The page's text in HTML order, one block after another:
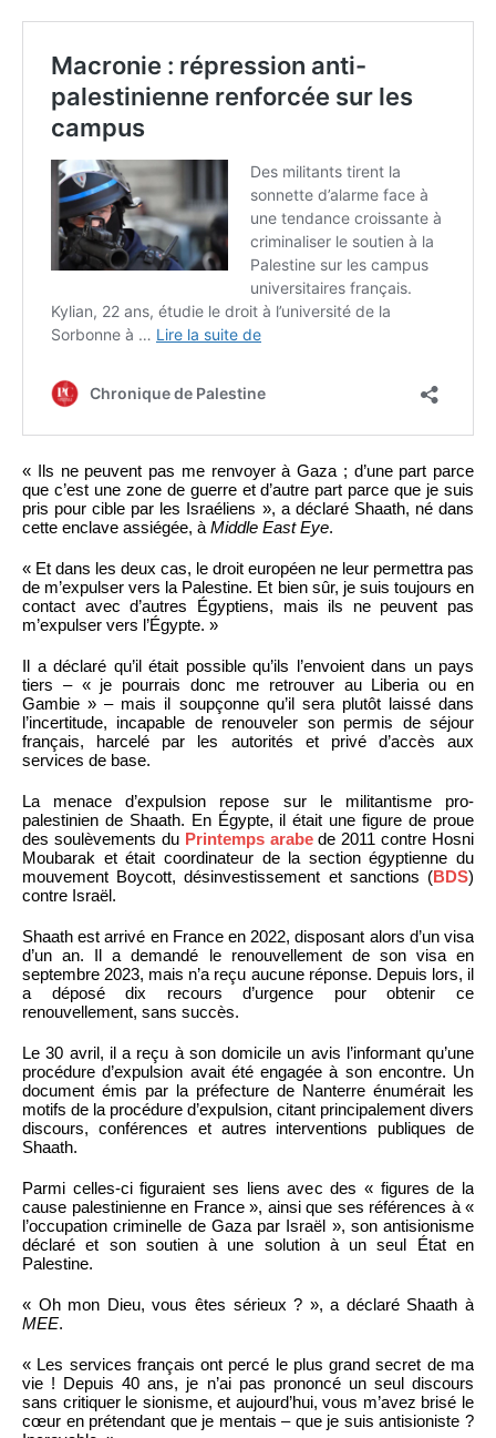
« Ils ne peuvent pas me renvoyer à Gaza ; d’une part parce
que c’est une zone de guerre et d’autre part parce que je suis
pris pour cible par les Israéliens », a déclaré Shaath, né dans
cette enclave assiégée, à Middle East Eye.
« Et dans les deux cas, le droit européen ne leur permettra pas
de m’expulser vers la Palestine. Et bien sûr, je suis toujours en
contact avec d’autres Égyptiens, mais ils ne peuvent pas
m’expulser vers l’Égypte. »
Il a déclaré qu’il était possible qu’ils l’envoient dans un pays
tiers – « je pourrais donc me retrouver au Liberia ou en
Gambie » – mais il soupçonne qu’il sera plutôt laissé dans
l’incertitude, incapable de renouveler son permis de séjour
français, harcelé par les autorités et privé d’accès aux
services de base.
La menace d’expulsion repose sur le militantisme pro-
palestinien de Shaath. En Égypte, il était une figure de proue
des soulèvements du Printemps arabede 2011 contre Hosni
Moubarak et était coordinateur de la section égyptienne du
mouvement Boycott, désinvestissement et sanctions (BDS)
contre Israël.
Shaath est arrivé en France en 2022, disposant alors d’un visa
d’un an. Il a demandé le renouvellement de son visa en
septembre 2023, mais n’a reçu aucune réponse. Depuis lors, il
a déposé dix recours d’urgence pour obtenir ce
renouvellement, sans succès.
Le 30 avril, il a reçu à son domicile un avis l’informant qu’une
procédure d’expulsion avait été engagée à son encontre. Un
document émis par la préfecture de Nanterre énumérait les
motifs de la procédure d’expulsion, citant principalement divers
discours, conférences et autres interventions publiques de
Shaath.
Parmi celles-ci figuraient ses liens avec des « figures de la
cause palestinienne en France », ainsi que ses références à «
l’occupation criminelle de Gaza par Israël », son antisionisme
déclaré et son soutien à une solution à un seul État en
Palestine.
« Oh mon Dieu, vous êtes sérieux ? », a déclaré Shaath à
MEE.
« Les services français ont percé le plus grand secret de ma
vie ! Depuis 40 ans, je n’ai pas prononcé un seul discours
sans critiquer le sionisme, et aujourd’hui, vous m’avez brisé le
cœur en prétendant que je mentais – que je suis antisioniste ?